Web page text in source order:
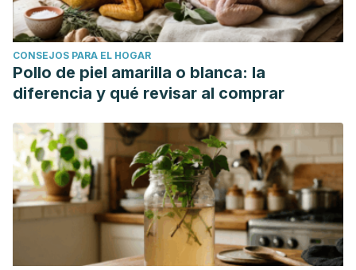
CONSEJOS PARA EL HOGAR
Pollo de piel amarilla o blanca: la
diferencia y qué revisar al comprar